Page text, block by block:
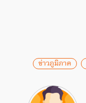
ข่าวภูมิภาค